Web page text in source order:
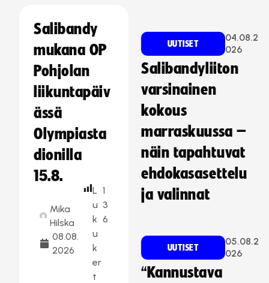
Salibandy
mukana OP
Pohjolan
liikuntapäiv
ässä
Olympiasta
dionilla
15.8.
Mika
Hilska
08.08.
2026
L
u
k
u
k
er
t
1
3
6
UUTISET
04.08.2
026
Salibandyliiton
varsinainen
kokous
marraskuussa –
näin tapahtuvat
ehdokasasettelu
ja valinnat
UUTISET
05.08.2
026
“Kannustava